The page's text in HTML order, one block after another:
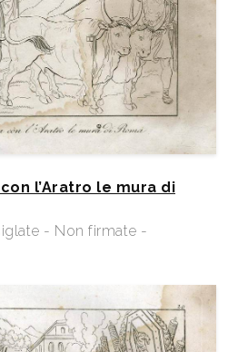
l’Aratro le mura di
- Non firmate -